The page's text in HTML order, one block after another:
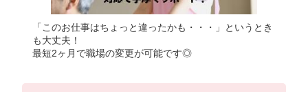
「このお仕事はちょっと違ったかも・・・」というとき
も大丈夫！
最短2ヶ月で職場の変更が可能です◎